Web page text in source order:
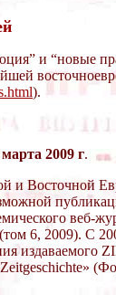
и “новые
).
2009 г.
и Восточной
веб-
6, 2009). С
издаваемого